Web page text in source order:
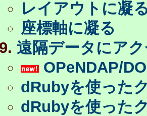
レイアウトに凝
座標軸に凝る
遠隔データにア
OPeNDAP/
dRubyを使った
dRubyを使った